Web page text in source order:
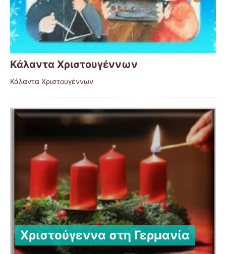
Κάλαντα Χριστουγέννων
Κάλαντα Χριστουγέννων
Χριστούγεννα στη Γερμανία